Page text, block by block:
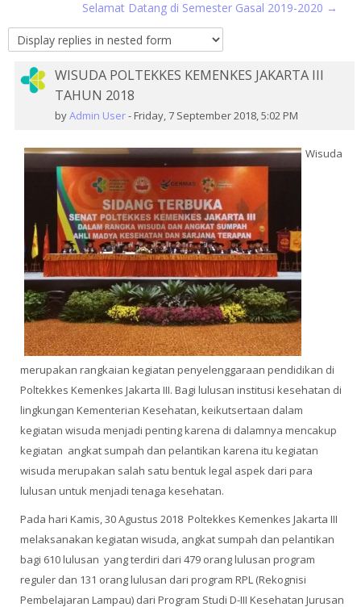
courses
Selamat Datang di Semester Gasal 2019-2020 →
WISUDA POLTEKKES KEMENKES JAKARTA III
TAHUN 2018
byAdmin User- Friday, 7 September 2018, 5:02 PM
Number
of
replies:
Wisuda
merupakan rangkaian kegiatan penyelenggaraan pendidikan di
Poltekkes Kemenkes Jakarta III. Bagi lulusan institusi kesehatan di
lingkungan Kementerian Kesehatan, keikutsertaan dalam
kegiatan wisuda menjadi penting karena di dalamnya mencakup
kegiatan angkat sumpah dan pelantikan karena itu kegiatan
wisuda merupakan salah satu bentuk legal aspek dari para
lulusan untuk menjadi tenaga kesehatan.
Pada hari Kamis, 30 Agustus 2018 Poltekkes Kemenkes Jakarta III
melaksanakan kegiatan wisuda, angkat sumpah dan pelantikan
bagi 610 lulusan yang terdiri dari 479 orang lulusan program
reguler dan 131 orang lulusan dari program RPL (Rekognisi
Pembelajaran Lampau) dari Program Studi D-III Kesehatan Jurusan